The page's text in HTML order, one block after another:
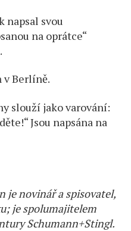
napsal svou
na oprátce“
v Berlíně.
slouží jako varování:
Jsou napsána na
je novinář a spisovatel,
je spolumajitelem
Schumann+Stingl.